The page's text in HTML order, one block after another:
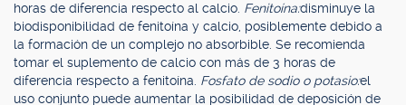
horas de diferencia respecto al calcio. Fenitoína:disminuye la
biodisponibilidad de fenitoína y calcio, posiblemente debido a
la formación de un complejo no absorbible. Se recomienda
tomar el suplemento de calcio con más de 3 horas de
diferencia respecto a fenitoína. Fosfato de sodio o potasio:el
uso conjunto puede aumentar la posibilidad de deposición de